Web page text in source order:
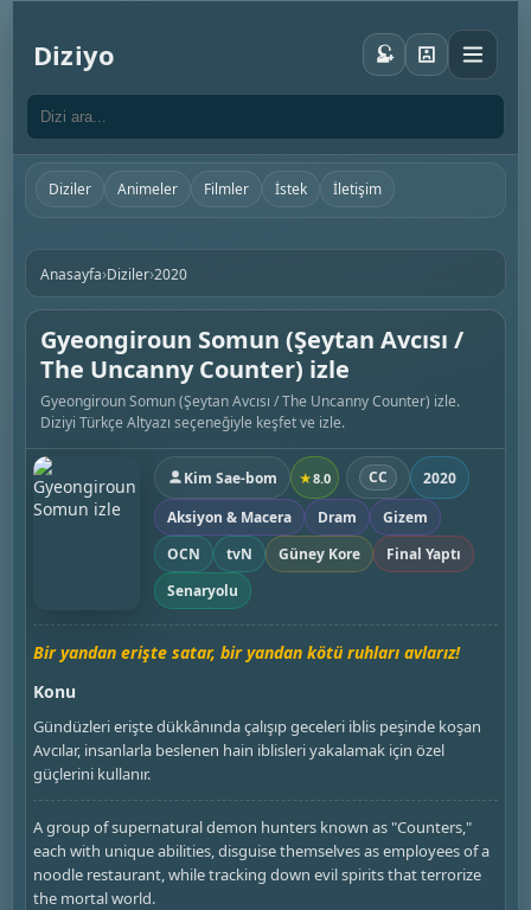
Diziyo
Diziler Animeler Filmler İstek İletişim
Anasayfa›Diziler›2020
Gyeongiroun Somun (Şeytan Avcısı /
The Uncanny Counter) izle
Gyeongiroun Somun (Şeytan Avcısı / The Uncanny Counter) izle.
Diziyi Türkçe Altyazı seçeneğiyle keşfet ve izle.
Kim Sae-bom ★8.0 CC
2020
Aksiyon & Macera
Dram
Gizem
OCN
tvN Güney Kore
Final Yaptı
Senaryolu
Bir yandan erişte satar, bir yandan kötü ruhları avlarız!
Konu
Gündüzleri erişte dükkânında çalışıp geceleri iblis peşinde koşan
Avcılar, insanlarla beslenen hain iblisleri yakalamak için özel
güçlerini kullanır.
A group of supernatural demon hunters known as "Counters,"
each with unique abilities, disguise themselves as employees of a
noodle restaurant, while tracking down evil spirits that terrorize
the mortal world.